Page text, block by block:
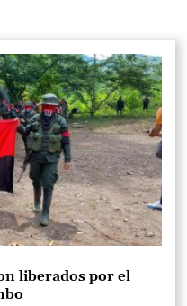
liberados por el